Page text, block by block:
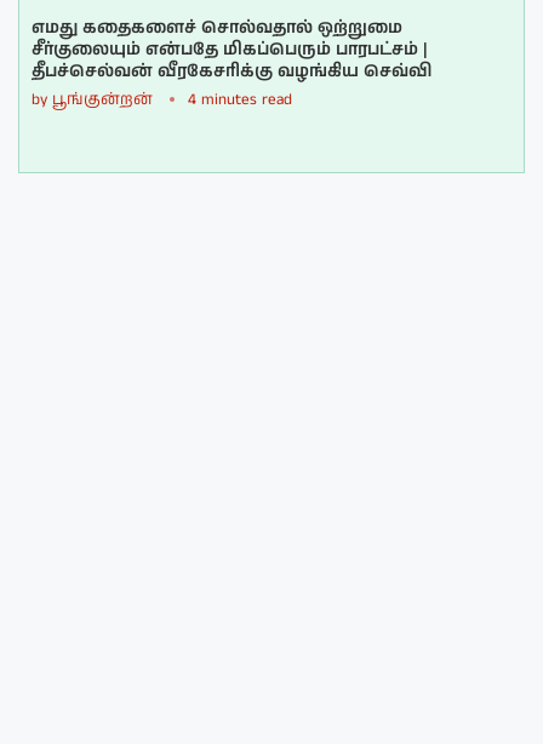
எமது கதைகளைச் சொல்வதால் ஒற்றுமை
சீர்குலையும் என்பதே மிகப்பெரும் பாரபட்சம் |
தீபச்செல்வன் வீரகேசரிக்கு வழங்கிய செவ்வி
by பூங்குன்றன் 4 minutes read